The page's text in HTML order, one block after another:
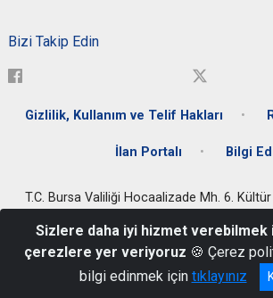
Bizi Takip Edin
Gizlilik, Kullanım ve Telif Hakları
İlan Portalı Bilgi
T.C. Bursa Valiliği Hocaalizade Mh. 6.
T.C. Bursa Valiliği Çarşamba Hizmet Binası:
Korutürk cd. Osmangazi - BURSA - Tel:
Sizlere daha iyi hizmet verebilmek
çerezlere yer veriyoruz 🍪 Çerez
bilgi edinmek için tıklayınız